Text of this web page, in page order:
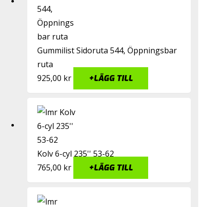
Gummilist Sidoruta 544, Öppningsbar
ruta
925,00 kr +LÄGG TILL
Kolv 6-cyl 235'' 53-62
765,00 kr +LÄGG TILL